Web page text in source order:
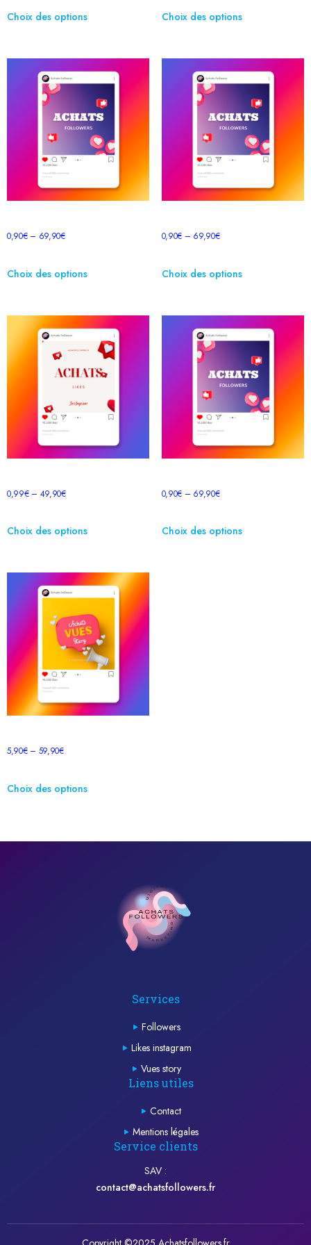
Choix des options Choix des options
0,90€– 69,90€
Choix des options
0,90€ – 69,90€
Choix des options
0,99€– 49,90€
Choix des options
0,90€ – 69,90€
Choix des options
5,90€– 59,90€
Choix des options
Services
Followers
Likes instagram
Vues story
Liens utiles
Contact
Mentions légales
Service clients
SAV :
contact@achatsfollowers.fr